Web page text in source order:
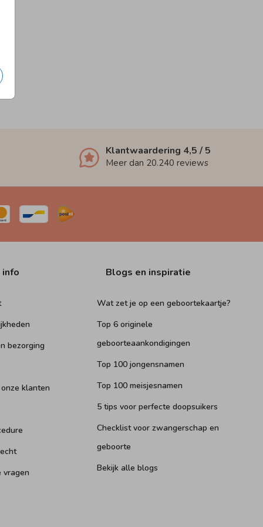
Klantwaardering 4,5 / 5
Meer dan 20.240 reviews
info
bezorging
klanten
vragen
Blogs en inspiratie
Wat zet je op een geboortekaartje?
Top 6 originele
geboorteaankondigingen
Top 100 jongensnamen
Top 100 meisjesnamen
5 tips voor perfecte doopsuikers
Checklist voor zwangerschap en
geboorte
Bekijk alle blogs